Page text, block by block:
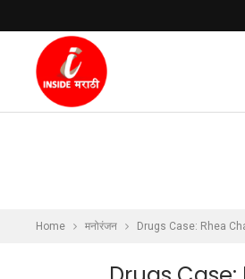
Home मनोरंजन Drugs Case: Rhea